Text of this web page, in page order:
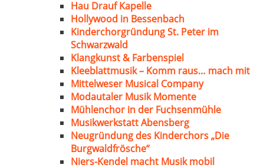
Hau Drauf Kapelle
Hollywood in Bessenbach
Kinderchorgründung St. Peter im
Schwarzwald
Klangkunst & Farbenspiel
Kleeblattmusik – Komm raus… mach mit
Mittelweser Musical Company
Modautaler Musik Momente
Mühlenchor in der Fuchsenmühle
Musikwerkstatt Abensberg
Neugründung des Kinderchors „Die
Burgwaldfrösche“
Niers-Kendel macht Musik mobil